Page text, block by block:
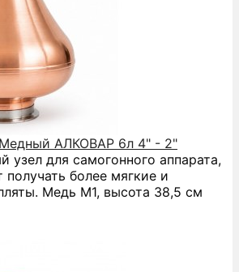
АЛКОВАР 6л 4" - 2"
узел для самогонного аппарата,
более мягкие и
Медь М1, высота 38,5 см